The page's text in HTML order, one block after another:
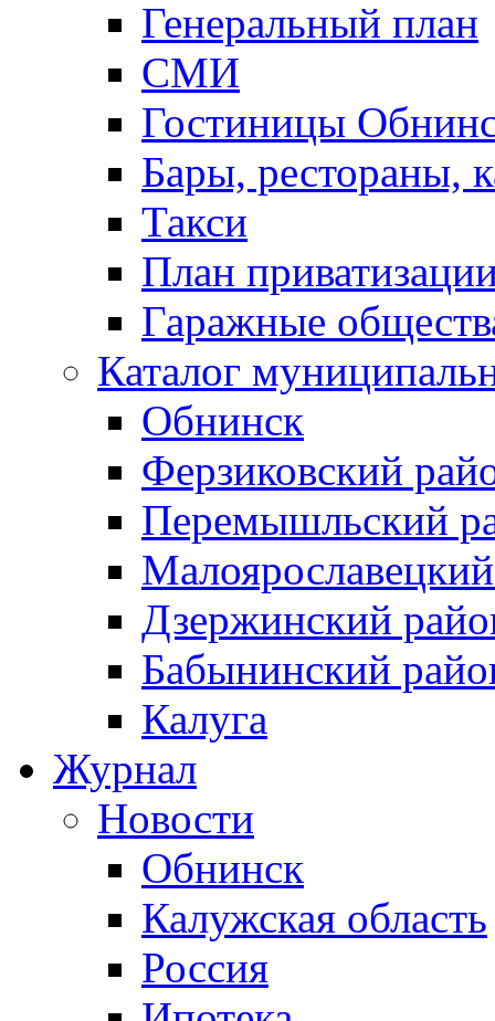
Генеральный план
СМИ
Гостиницы
Бары, рестораны,
Такси
План
Гаражные
Каталог
Обнинск
Ферзиковский
Перемышльский
Дзержинский
Бабынинский
Калуга
Журнал
Новости
Обнинск
Калужская область
Россия